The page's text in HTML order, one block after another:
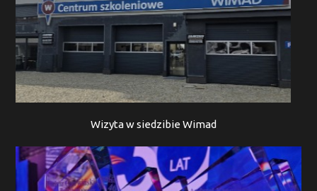
Wizyta w siedzibie Wimad